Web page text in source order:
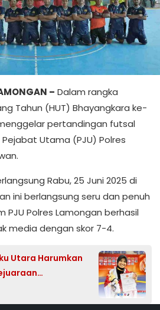
– Dalam rangka
Tahun (HUT) Bhayangkara ke-
pertandingan futsal
Utama (PJU) Polres
Rabu, 25 Juni 2025 di
ini berlangsung seru dan penuh
Polres Lamongan berhasil
media dengan skor 7-4.
Utara Harumkan